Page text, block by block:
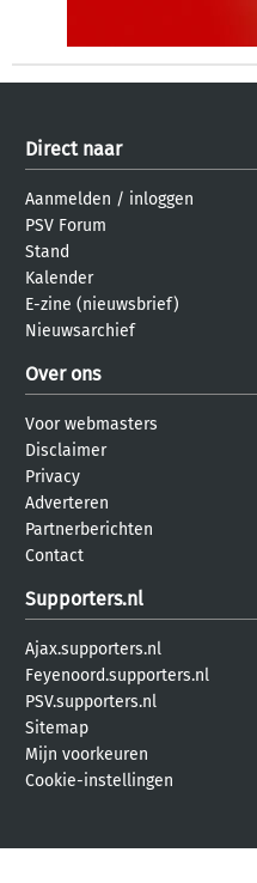
Direct naar
Aanmelden / inloggen
PSV Forum
Stand
Kalender
E-zine (nieuwsbrief)
Nieuwsarchief
Over ons
Voor webmasters
Disclaimer
Privacy
Adverteren
Partnerberichten
Contact
Supporters.nl
Ajax.supporters.nl
Feyenoord.supporters.nl
PSV.supporters.nl
Sitemap
Mijn voorkeuren
Cookie-instellingen